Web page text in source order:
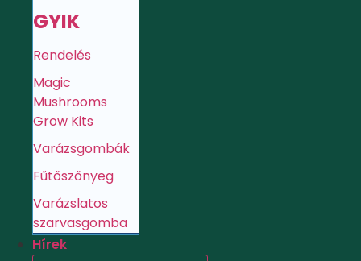
GYIK
Rendelés
Magic
Mushrooms
Grow Kits
Varázsgombák
Fűtőszőnyeg
Varázslatos
szarvasgomba
Hírek